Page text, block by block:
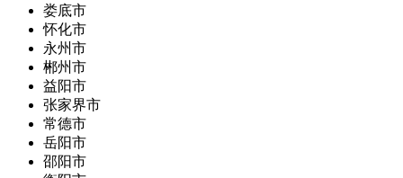
娄底市
怀化市
永州市
郴州市
益阳市
张家界市
常德市
岳阳市
邵阳市